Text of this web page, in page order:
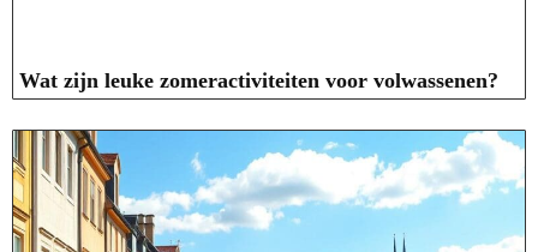
Wat zijn leuke zomeractiviteiten voor volwassenen?